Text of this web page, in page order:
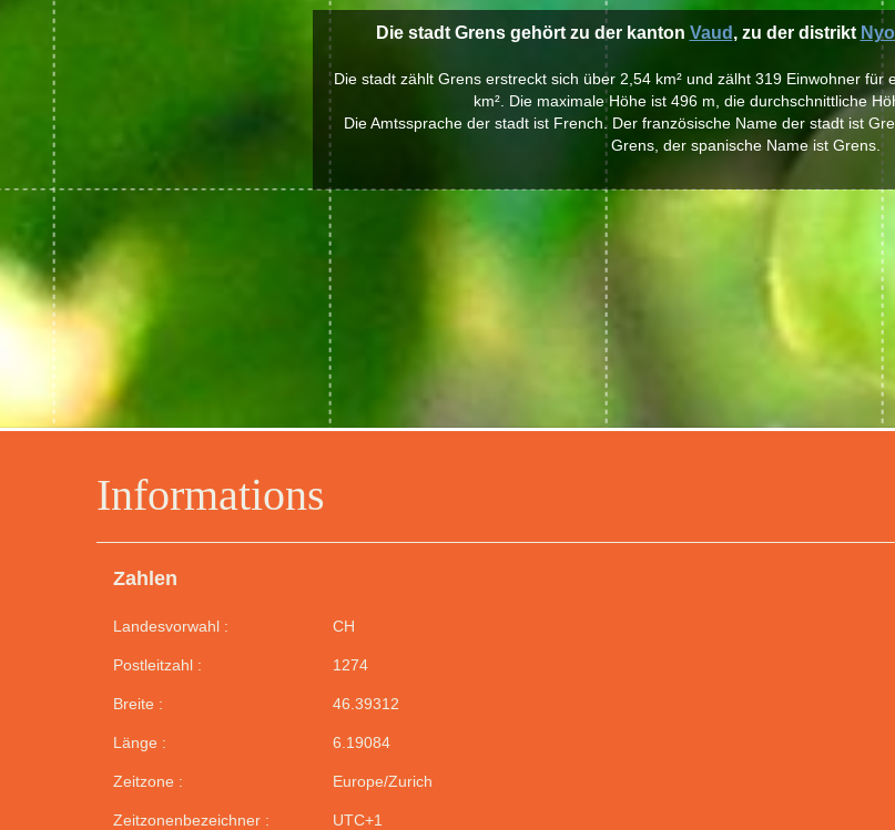
Informations
Zahlen
Landesvorwahl : CH
Postleitzahl : 1274
Breite : 46.39312
Länge : 6.19084
Zeitzone : Europe/Zurich
Zeitzonenbezeichner : UTC+1
Die stadt Grens gehört zu der kanton Vaud , zu der distrikt
Die stadt zählt Grens erstreckt sich über 2,54 km² und zälht 319 Einwohner für
km². Die maximale Höhe ist 496 m, die durchschnittliche
Die Amtssprache der stadt ist French. Der französische Name der stadt ist
Grens, der spanische Name ist Grens.